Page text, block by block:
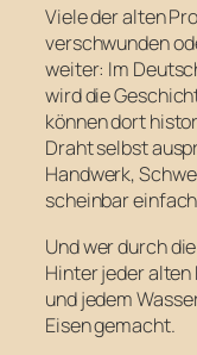
Viele der alten
verschwunden
weiter: Im
wird die
können dort
Draht selbst
Handwerk,
scheinbar
Und wer durch
Hinter jeder
und jedem
Eisen gemacht.